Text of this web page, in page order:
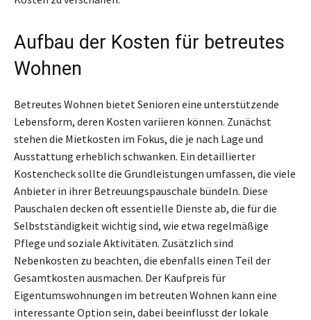
Aufbau der Kosten für betreutes
Wohnen
Betreutes Wohnen bietet Senioren eine unterstützende
Lebensform, deren Kosten variieren können. Zunächst
stehen die Mietkosten im Fokus, die je nach Lage und
Ausstattung erheblich schwanken. Ein detaillierter
Kostencheck sollte die Grundleistungen umfassen, die viele
Anbieter in ihrer Betreuungspauschale bündeln. Diese
Pauschalen decken oft essentielle Dienste ab, die für die
Selbstständigkeit wichtig sind, wie etwa regelmäßige
Pflege und soziale Aktivitäten. Zusätzlich sind
Nebenkosten zu beachten, die ebenfalls einen Teil der
Gesamtkosten ausmachen. Der Kaufpreis für
Eigentumswohnungen im betreuten Wohnen kann eine
interessante Option sein, dabei beeinflusst der lokale